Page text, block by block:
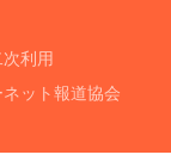
利用
ット報道協会